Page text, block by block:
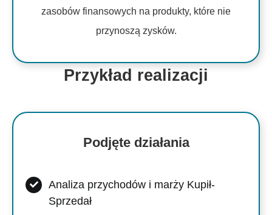
zasobów finansowych na produkty, które nie
przynoszą zysków.
Przykład realizacji
Podjęte działania
Analiza przychodów i marży Kupił-
Sprzedał